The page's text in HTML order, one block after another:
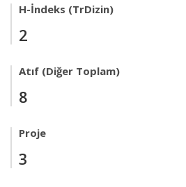
H-İndeks (TrDizin)
2
Atıf (Diğer Toplam)
8
Proje
3